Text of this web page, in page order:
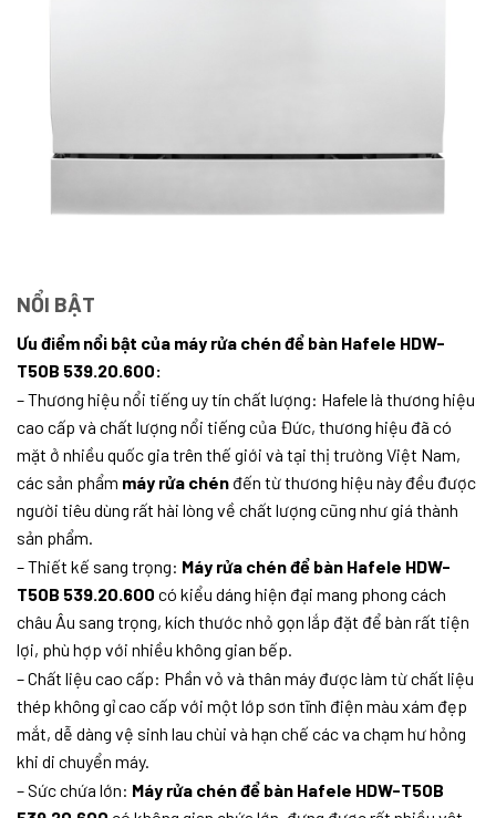
NỔI BẬT
Ưu điểm nổi bật của máy rửa chén để bàn Hafele HDW-
T50B 539.20.600:
– Thương hiệu nổi tiếng uy tín chất lượng: Hafele là thương hiệu
cao cấp và chất lượng nổi tiếng của Đức, thương hiệu đã có
mặt ở nhiều quốc gia trên thế giới và tại thị trường Việt Nam,
các sản phẩm máy rửa chén đến từ thương hiệu này đều được
người tiêu dùng rất hài lòng về chất lượng cũng như giá thành
sản phẩm.
– Thiết kế sang trọng: Máy rửa chén để bàn Hafele HDW-
T50B 539.20.600 có kiểu dáng hiện đại mang phong cách
châu Âu sang trọng, kích thước nhỏ gọn lắp đặt để bàn rất tiện
lợi, phù hợp với nhiều không gian bếp.
– Chất liệu cao cấp: Phần vỏ và thân máy được làm từ chất liệu
thép không gỉ cao cấp với một lớp sơn tĩnh điện màu xám đẹp
mắt, dễ dàng vệ sinh lau chùi và hạn chế các va chạm hư hỏng
khi di chuyển máy.
– Sức chứa lớn: Máy rửa chén để bàn Hafele HDW-T50B